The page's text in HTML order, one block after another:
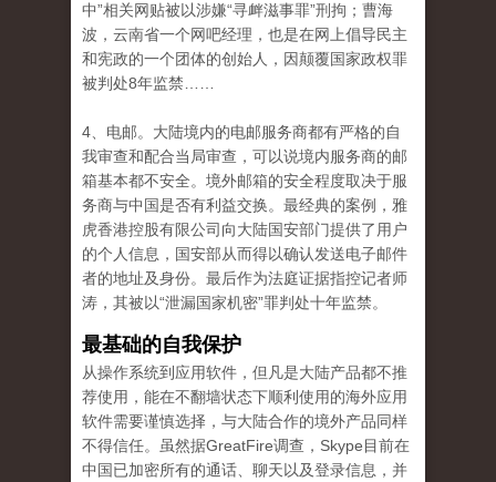
中”相关网贴被以涉嫌“寻衅滋事罪”刑拘；曹海
波，云南省一个网吧经理，也是在网上倡导民主
和宪政的一个团体的创始人，因颠覆国家政权罪
被判处8年监禁……
4、电邮。大陆境内的电邮服务商都有严格的自
我审查和配合当局审查，可以说境内服务商的邮
箱基本都不安全。境外邮箱的安全程度取决于服
务商与中国是否有利益交换。最经典的案例，雅
虎香港控股有限公司向大陆国安部门提供了用户
的个人信息，国安部从而得以确认发送电子邮件
者的地址及身份。最后作为法庭证据指控记者师
涛，其被以“泄漏国家机密”罪判处十年监禁。
最基础的自我保护
从操作系统到应用软件，但凡是大陆产品都不推
荐使用，能在不翻墙状态下顺利使用的海外应用
软件需要谨慎选择，与大陆合作的境外产品同样
不得信任。虽然据GreatFire调查，Skype目前在
中国已加密所有的通话、聊天以及登录信息，并